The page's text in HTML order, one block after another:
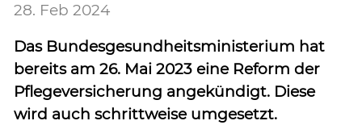
Preislisten
Über Uns
28. Feb 2024
Das Bundesgesundheitsministerium hat
bereits am 26. Mai 2023 eine Reform der
Pflegeversicherung angekündigt. Diese
wird auch schrittweise umgesetzt.